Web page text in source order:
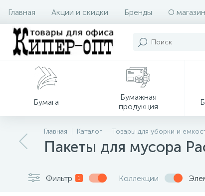
Главная Акции и скидки Бренды О
Бумага
Бумажная
продукция
Главная Каталог Товары для уборки и
Пакеты для мусора
Фильтр 1 Коллекции